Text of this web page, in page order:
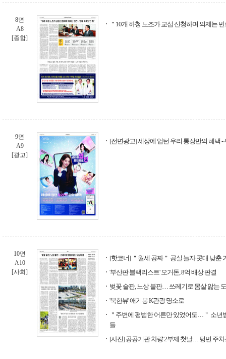
8면
A8
[종합]
＂10개 하청 노조가 교섭 신청하며 의제는
9면
A9
[광고]
[전면광고] 세상에 업턴 우리 통장만의 혜택 -
10면
A10
[사회]
[핫코너] ＂월세 공짜＂ 공실 늘자 콧대 낮춘
'부산판 블랙리스트' 오거돈, 8억 배상 판결
벚꽃 술판, 노상 불판… 쓰레기로 몸살 앓는
'북한뷰' 애기봉 K관광 명소로
＂주변에 평범한 어른만 있었어도…＂ 소년
들
[사진] 공공기관 차량 2부제 첫날… 텅빈 주차